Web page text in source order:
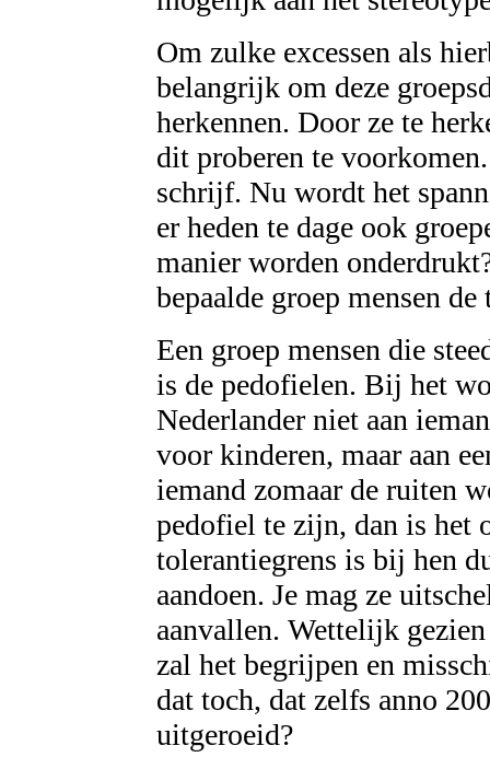
Om zulke excessen als
belangrijk om deze
herkennen. Door ze te
dit proberen te
schrijf. Nu wordt het
er heden te dage ook
manier worden
bepaalde groep mensen
Een groep mensen die
is de pedofielen. Bij het
Nederlander niet aan
voor kinderen, maar aan
iemand zomaar de ruiten
pedofiel te zijn, dan is het
tolerantiegrens is bij hen
aandoen. Je mag ze
aanvallen. Wettelijk
zal het begrijpen en
dat toch, dat zelfs anno
uitgeroeid?